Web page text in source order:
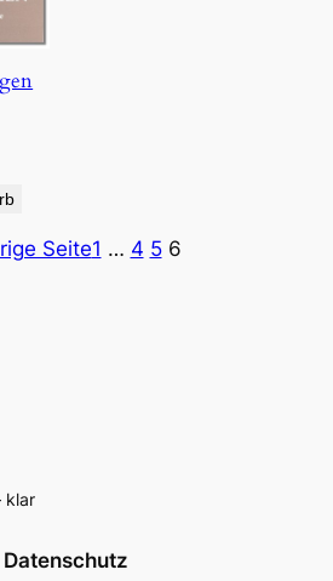
Seite1 … 4 5 6
klar
Datenschutz